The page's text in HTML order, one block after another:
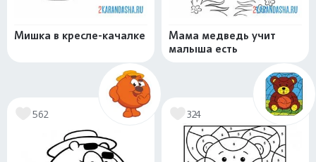
Мишка в кресле-качалке
Мама медведь учит
малыша есть
562 324